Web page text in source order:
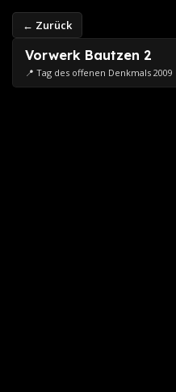
← Zurück
Vorwerk Bautzen 2
📍 Tag des offenen Denkmals 2009